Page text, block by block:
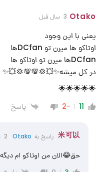
Otako 3 سال قبل
یعنی با این وجود
اوتاکو ها میرن تو DCfanها
DCfanها میرن تو اوتاکو ها
در کل میشه✨💥💢💯💯💢💥✨
🌟🌟🌟🌟🌟
11
-2 پاسخ
米可以 پاسخ به Otako 2 سال قبل
حق😂الان من اوتاکو ام